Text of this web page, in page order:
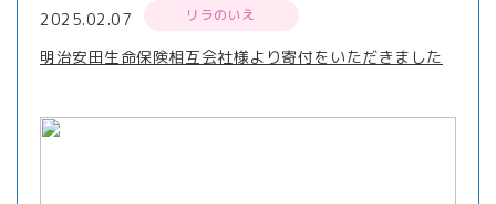
2025.02.07 リラのいえ
明治安田生命保険相互会社様より寄付をいただきました